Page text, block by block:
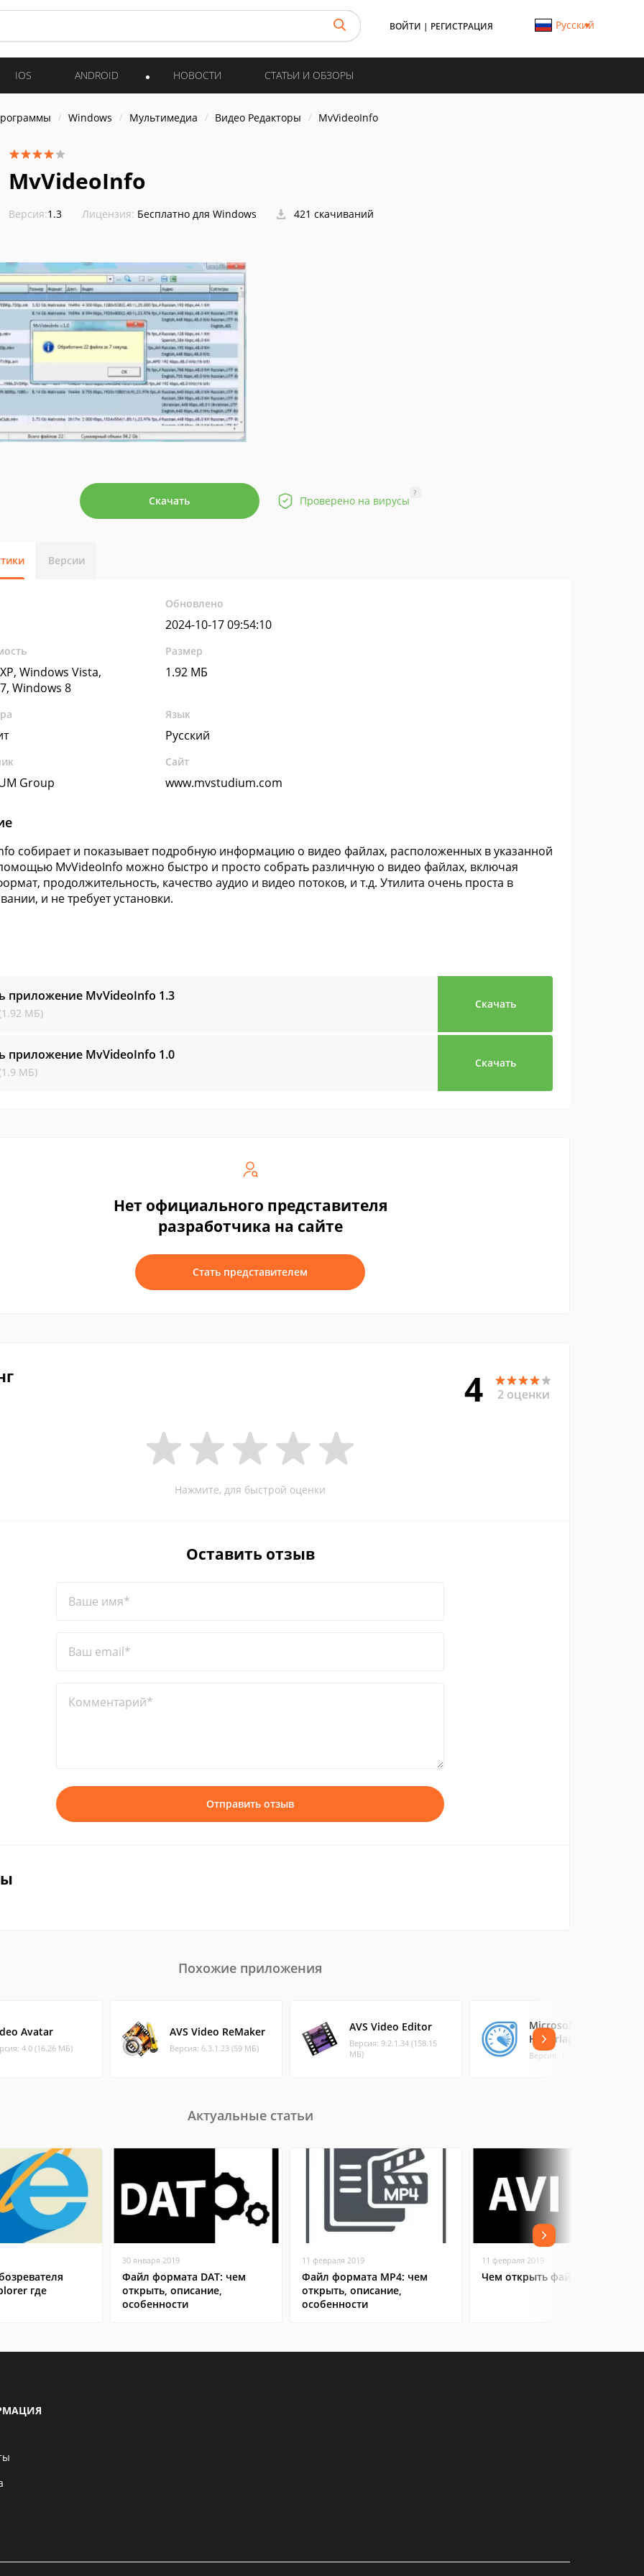
ВОЙТИ | РЕГИСТРАЦИЯ Русский
IOS ANDROID НОВОСТИ СТАТЬИ И ОБЗОРЫ
Windows Мультимедиа Видео Редакторы MvVideoInfo
MvVideoInfo
Версия:1.3 Лицензия: Бесплатно для Windows 421 скачиваний
Скачать Проверено на вирусы
?
Версии
Обновлено
2024-10-17 09:54:10
Windows Vista,
Windows 8
Размер
1.92 МБ
Язык
Русский
Group
Сайт
www.mvstudium.com
собирает и показывает подробную информацию о видео файлах, расположенных в указанной
MvVideoInfo можно быстро и просто собрать различную о видео файлах, включая
продолжительность, качество аудио и видео потоков, и т.д. Утилита очень проста в
и не требует установки.
приложение MvVideoInfo 1.3
МБ)
Скачать
приложение MvVideoInfo 1.0
МБ)
Скачать
Нет официального представителя
разработчика на сайте
Стать представителем
4 2 оценки
Нажмите, для быстрой оценки
Оставить отзыв
Ваше имя*
Ваш email*
Комментарий*
Отправить отзыв
Похожие приложения
Avatar
4.0 (16.26 МБ)
AVS Video ReMaker
Версия: 6.3.1.23 (59 МБ)
AVS Video Editor
Версия: 9.2.1.34 (158.15
МБ)
Microsoft
Hyperlapse Pro
Версия: 1.6 (18.7 МБ)
Актуальные статьи
где
30 января 2019
Файл формата DAT: чем
открыть, описание,
особенности
11 февраля 2019
Файл формата MP4: чем
открыть, описание,
особенности
11 февраля 2019
Чем открыть файл AVI